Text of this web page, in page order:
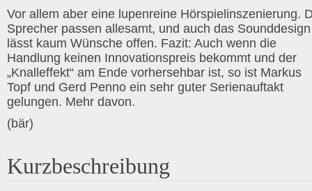
Vor allem aber eine lupenreine Hörspielinszenierung.
Sprecher passen allesamt, und auch das Sounddesign
lässt kaum Wünsche offen. Fazit: Auch wenn die
Handlung keinen Innovationspreis bekommt und der
„Knalleffekt“ am Ende vorhersehbar ist, so ist Markus
Topf und Gerd Penno ein sehr guter Serienauftakt
gelungen. Mehr davon.
(bär)
Kurzbeschreibung